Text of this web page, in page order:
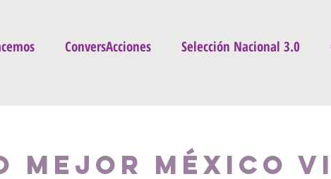
ConversAcciones Selección Nacional 3.0
Mejor México